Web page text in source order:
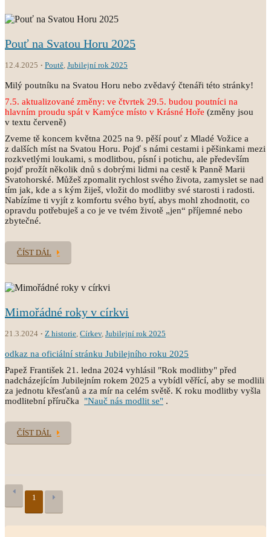
Pouť na Svatou Horu 2025
12.4.2025 Poutě, Jubilejní rok 2025
Milý poutníku na Svatou Horu nebo zvědavý čtenáři této stránky!
7.5. aktualizované změny: ve čtvrtek 29.5. budou poutníci na
hlavním proudu spát v Kamýce místo v Krásné Hoře (změny jsou
v textu červeně)
Zveme tě koncem května 2025 na 9. pěší pouť z Mladé Vožice a
z dalších míst na Svatou Horu. Pojď s námi cestami i pěšinkami mezi
rozkvetlými loukami, s modlitbou, písní i potichu, ale především
pojď prožít několik dnů s dobrými lidmi na cestě k Panně Marii
Svatohorské. Můžeš zpomalit rychlost svého života, zamyslet se nad
tím jak, kde a s kým žiješ, vložit do modlitby své starosti i radosti.
Nabízíme ti vyjít z komfortu svého bytí, abys mohl zhodnotit, co
opravdu potřebuješ a co je ve tvém životě „jen“ příjemné nebo
zbytečné.
ČÍST DÁL
Mimořádné roky v církvi
21.3.2024 Z historie, Církev, Jubilejní rok 2025
odkaz na oficiální stránku Jubilejního roku 2025
Papež František 21. ledna 2024 vyhlásil "Rok modlitby" před
nadcházejícím Jubilejním rokem 2025 a vybídl věřící, aby se modlili
za jednotu křesťanů a za mír na celém světě. K roku modlitby vyšla
modlitební příručka "Nauč nás modlit se" .
ČÍST DÁL
1